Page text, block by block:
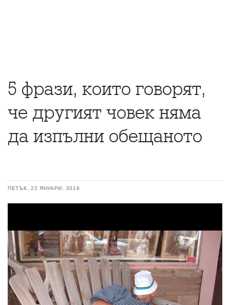
5 фрази, които говорят,
че другият човек няма
да изпълни обещаното
ПЕТЪК, 22 ЯНУАРИ, 2016